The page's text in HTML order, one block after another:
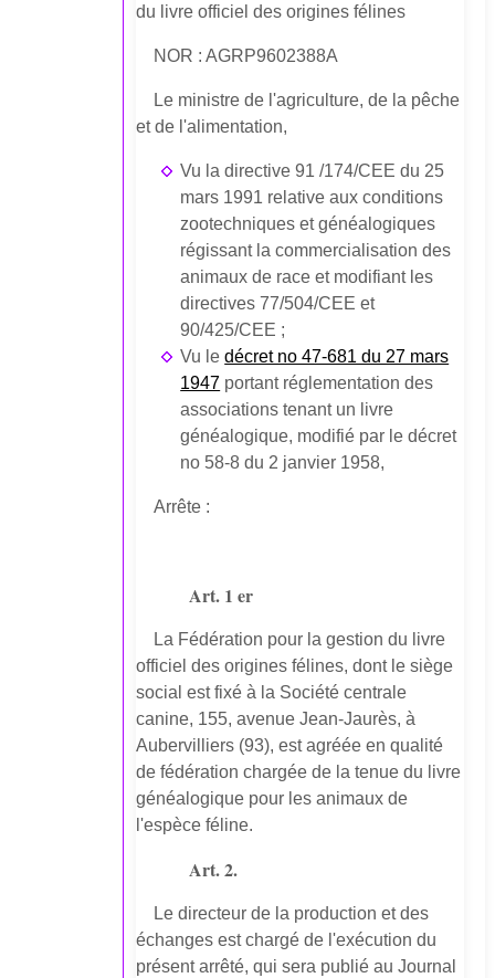
du livre officiel des origines félines
NOR : AGRP9602388A
Le ministre de l'agriculture, de la pêche
et de l'alimentation,
Vu la directive 91 /174/CEE du 25
mars 1991 relative aux conditions
zootechniques et généalogiques
régissant la commercialisation des
animaux de race et modifiant les
directives 77/504/CEE et
90/425/CEE ;
Vu ledécret no 47-681 du 27 mars
1947 portant réglementation des
associations tenant un livre
généalogique, modifié par le décret
no 58-8 du 2 janvier 1958,
Arrête :
Art. 1 er
La Fédération pour la gestion du livre
officiel des origines félines, dont le siège
social est fixé à la Société centrale
canine, 155, avenue Jean-Jaurès, à
Aubervilliers (93), est agréée en qualité
de fédération chargée de la tenue du livre
généalogique pour les animaux de
l'espèce féline.
Art. 2.
Le directeur de la production et des
échanges est chargé de l'exécution du
présent arrêté, qui sera publié au Journal